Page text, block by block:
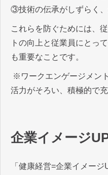
③技術の伝承がしずらく
これらを防ぐためには、
トの向上と従業員にとっ
も重要なことです。
※ワークエンゲージメン
活力がそろい、積極的で
企業イメージ
「健康経営=企業イメー